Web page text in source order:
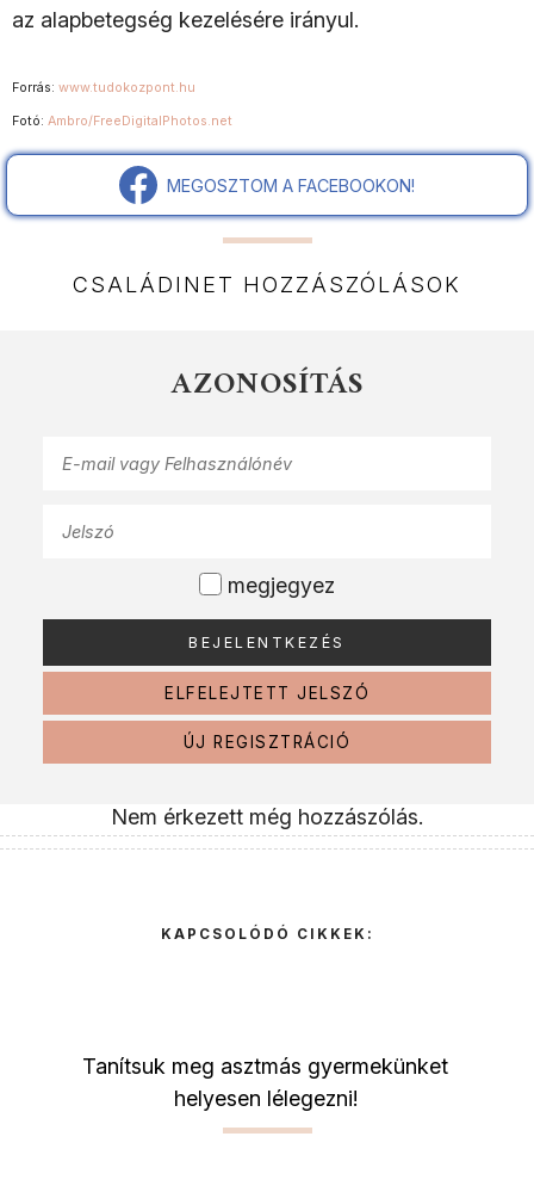
az alapbetegség kezelésére irányul.
Forrás: www.tudokozpont.hu
Fotó: Ambro/FreeDigitalPhotos.net
MEGOSZTOM A FACEBOOKON!
CSALÁDINET HOZZÁSZÓLÁSOK
AZONOSÍTÁS
megjegyez
ELFELEJTETT JELSZÓ
ÚJ REGISZTRÁCIÓ
Nem érkezett még hozzászólás.
KAPCSOLÓDÓ CIKKEK:
Tanítsuk meg asztmás gyermekünket
helyesen lélegezni!